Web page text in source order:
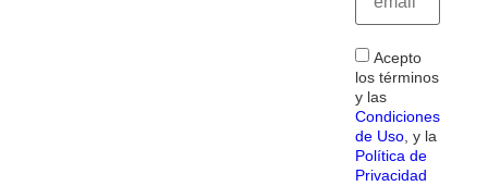
Acepto
los términos
y las
Condiciones
de Uso, y la
Política de
Privacidad